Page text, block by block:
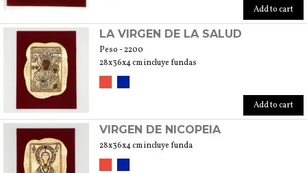
Add to cart
LA VIRGEN DE LA SALUD
Peso - 2200
28x36x4 cm incluye fundas
Add to cart
VIRGEN DE NICOPEIA
28x36x4 cm incluye funda